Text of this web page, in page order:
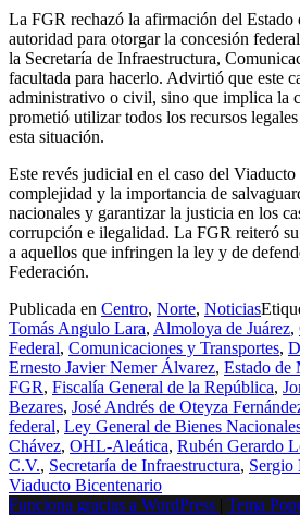
La FGR rechazó la afirmación del Estado
autoridad para otorgar la concesión
la Secretaría de Infraestructura,
facultada para hacerlo. Advirtió que este
administrativo o civil, sino que implica la
prometió utilizar todos los recursos
esta situación.
Este revés judicial en el caso del
complejidad y la importancia de
nacionales y garantizar la justicia en los
corrupción e ilegalidad. La FGR reiteró
a aquellos que infringen la ley y de
Federación.
Publicada en Centro, Norte, Noticias
Tomás Angulo Lara, Almoloya de Juárez,
Federal, Comunicaciones y Transportes,
Ernesto Javier Nemer Álvarez, Estado de
FGR, Fiscalía General de la República,
Bezares, José Andrés de Oteyza
federal, Ley General de Bienes
Chávez, OHL-Aleática, Rubén Gerardo
C.V., Secretaría de Infraestructura,
Viaducto Bicentenario
Funciona gracias a WordPress
Tema